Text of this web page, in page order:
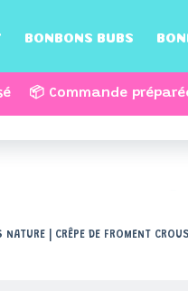
BONBONS BUBS
📦 Commande
NATURE | CRÊPE DE FROMENT